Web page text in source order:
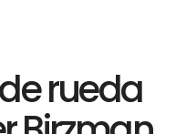
rueda